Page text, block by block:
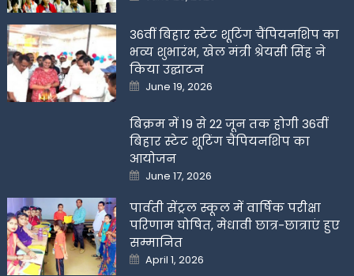
36वीं बिहार स्टेट शूटिंग चैंपियनशिप का
भव्य शुभारंभ, खेल मंत्री श्रेयसी सिंह ने
किया उद्घाटन
Posted
on
June 19, 2026
बिक्रम में 19 से 22 जून तक होगी 36वीं
बिहार स्टेट शूटिंग चैंपियनशिप का
आयोजन
Posted
on
June 17, 2026
पार्वती सेंट्रल स्कूल में वार्षिक परीक्षा
परिणाम घोषित, मेधावी छात्र-छात्राएं हुए
सम्मानित
Posted
on
April 1, 2026